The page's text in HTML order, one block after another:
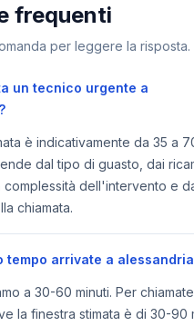
frequenti
per leggere la risposta.
un tecnico urgente a
è indicativamente da 35 a
dal tipo di guasto, dai
complessità dell'intervento e
chiamata.
tempo arrivate a
a 30-60 minuti. Per chiamate
la finestra stimata è di 30-90